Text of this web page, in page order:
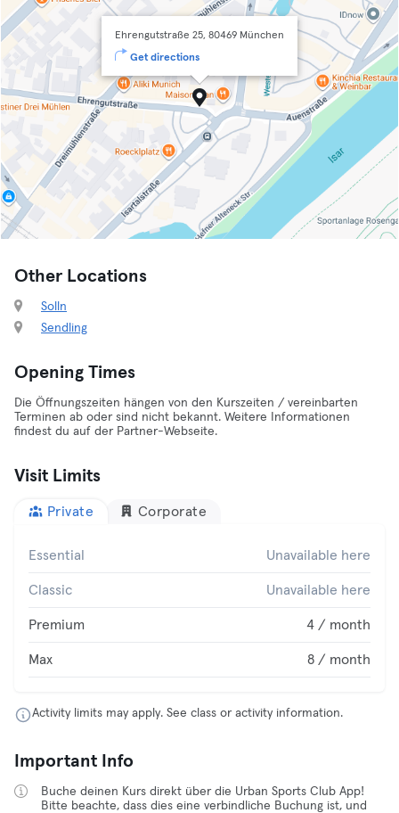
Ehrengutstraße 25, 80469 München
Get directions
Other Locations
Solln
Sendling
Opening Times
Die Öffnungszeiten hängen von den Kurszeiten / vereinbarten
Terminen ab oder sind nicht bekannt. Weitere Informationen
findest du auf der Partner-Webseite.
Visit Limits
Private Corporate
Essential Unavailable here
Classic Unavailable here
Premium 4 / month
Max 8 / month
Activity limits may apply. See class or activity information.
Important Info
Buche deinen Kurs direkt über die Urban Sports Club App!
Bitte beachte, dass dies eine verbindliche Buchung ist, und